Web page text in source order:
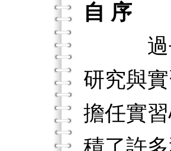
自 序
過去
研究與
擔任實